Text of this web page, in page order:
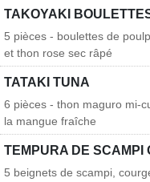
TAKOYAKI
5 pièces - boulettes de
et thon rose sec râpé
TATAKI TUNA
6 pièces - thon maguro mi-
la mangue fraîche
TEMPURA DE SCAMPI
5 beignets de scampi,